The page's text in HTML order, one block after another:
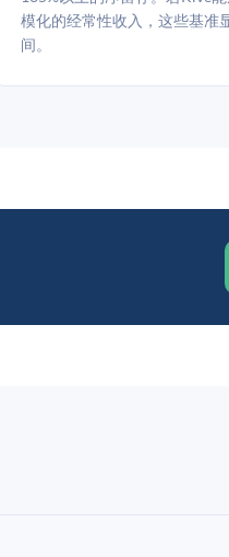
模化的经常性收入，这些基准
间。